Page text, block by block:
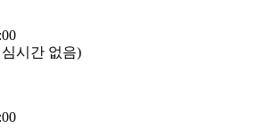
시간 없음)